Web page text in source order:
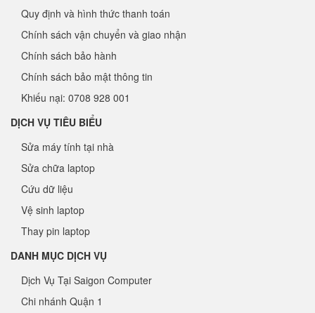
Quy định và hình thức thanh toán
Chính sách vận chuyển và giao nhận
Chính sách bảo hành
Chính sách bảo mật thông tin
Khiếu nại: 0708 928 001
DỊCH VỤ TIÊU BIỂU
Sửa máy tính tại nhà
Sửa chữa laptop
Cứu dữ liệu
Vệ sinh laptop
Thay pin laptop
DANH MỤC DỊCH VỤ
Dịch Vụ Tại Saigon Computer
Chi nhánh Quận 1